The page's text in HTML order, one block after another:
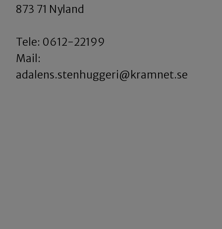
873 71 Nyland
Tele: 0612-22199
​​​​​​​Mail:
adalens.stenhuggeri@kramnet.se